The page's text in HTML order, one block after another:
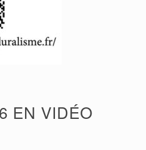
EN VIDÉO